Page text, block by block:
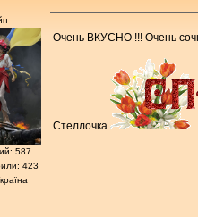
587
423
Очень ВКУСНО !!! Очень
Стеллочка